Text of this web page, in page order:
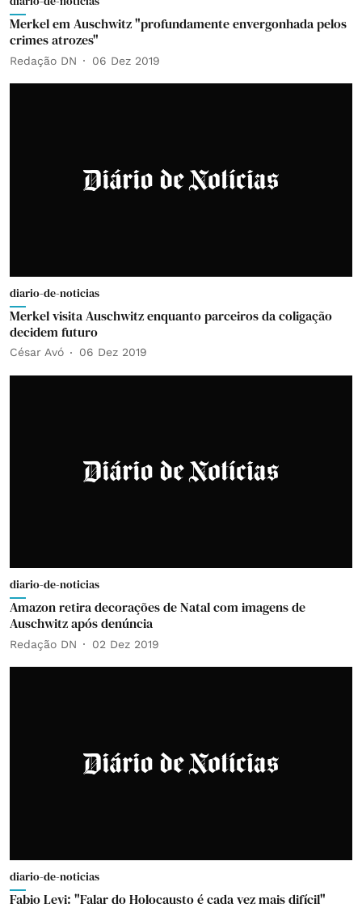
Merkel em Auschwitz "profundamente envergonhada pelos
crimes atrozes"
Redação DN 06 Dez 2019
diario-de-noticias
Merkel visita Auschwitz enquanto parceiros da coligação
decidem futuro
César Avó 06 Dez 2019
diario-de-noticias
Amazon retira decorações de Natal com imagens de
Auschwitz após denúncia
Redação DN 02 Dez 2019
diario-de-noticias
Fabio Levi: "Falar do Holocausto é cada vez mais difícil"